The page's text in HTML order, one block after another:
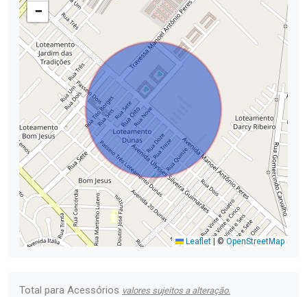
−
Leaflet | ©OpenStreetMap
Total para Acessórios valores sujeitos a alteração.